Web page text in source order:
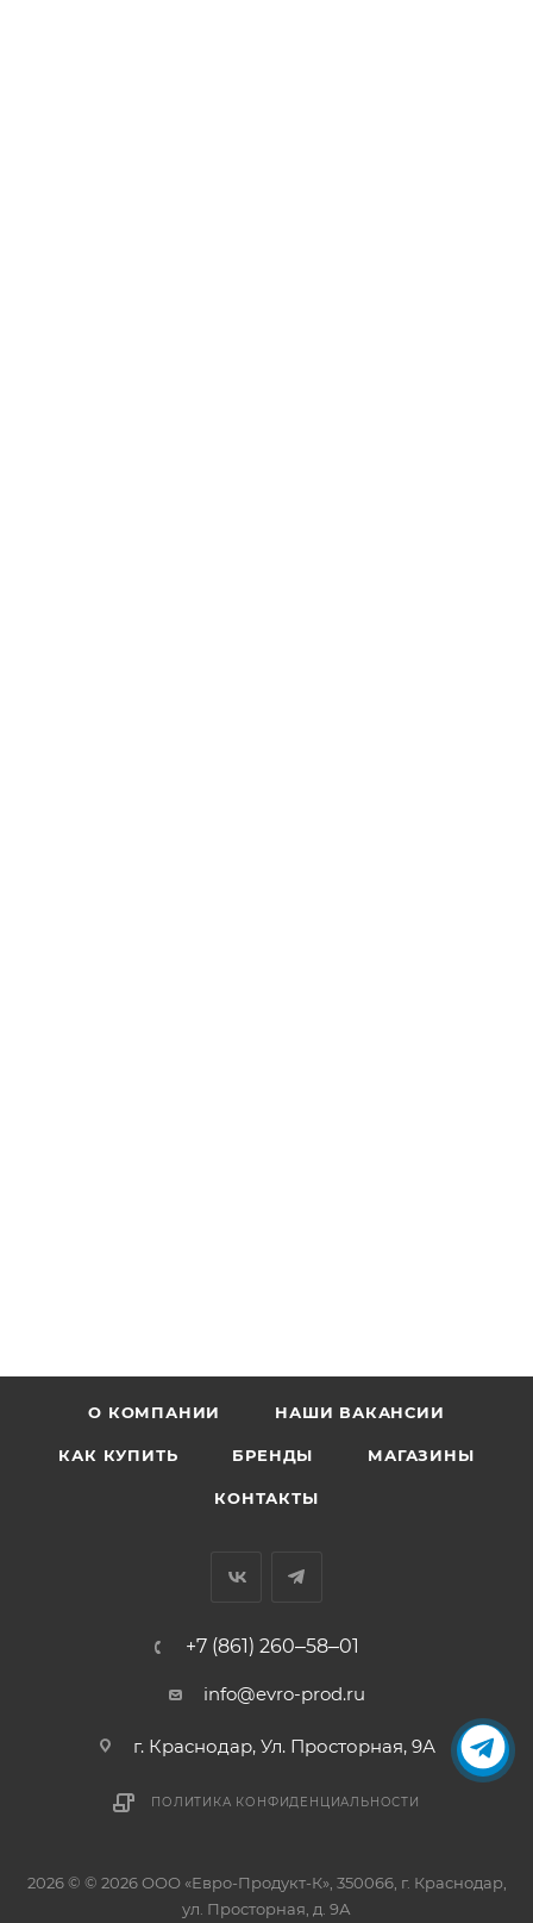
О КОМПАНИИ НАШИ ВАКАНСИИ
КАК КУПИТЬ БРЕНДЫ МАГАЗИНЫ
КОНТАКТЫ
+7 (861) 260‒58‒01
info@evro-prod.ru
г. Краснодар, ​Ул. Просторная, 9А
ПОЛИТИКА КОНФИДЕНЦИАЛЬНОСТИ
2026 © © 2026 ООО «Евро-Продукт-К», 350066, г. Краснодар,
ул. Просторная, д. 9А